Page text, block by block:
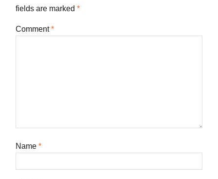
fields are marked *
Comment*
Name *